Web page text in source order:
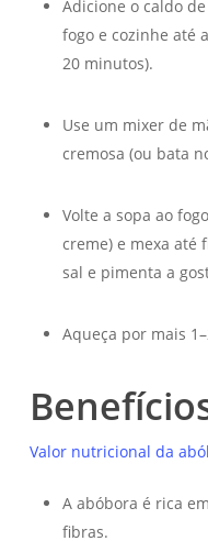
Adicione o caldo
fogo e cozinhe até
20 minutos).
Use um mixer de
cremosa (ou bata
Volte a sopa ao
creme) e mexa até
sal e pimenta a
Aqueça por mais
Valor nutricional da
A abóbora é rica
fibras.